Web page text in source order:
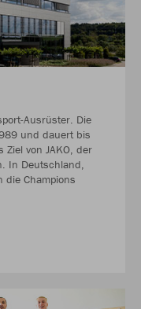
Ausrüster. Die
und dauert bis
von JAKO, der
In Deutschland,
die Champions